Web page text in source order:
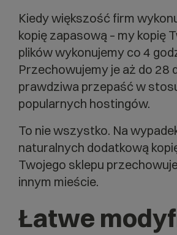
Kiedy większość firm
kopię zapasową – my kopię
plików wykonujemy co 4
Przechowujemy je aż do 28
prawdziwa przepaść w
popularnych hostingów.
To nie wszystko. Na
naturalnych dodatkową
Twojego sklepu
innym mieście.
Łatwe